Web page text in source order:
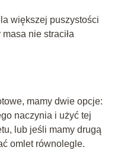
większej puszystości
nie straciła
mamy dwie opcje:
naczynia i użyć tej
lub jeśli mamy drugą
omlet równolegle.